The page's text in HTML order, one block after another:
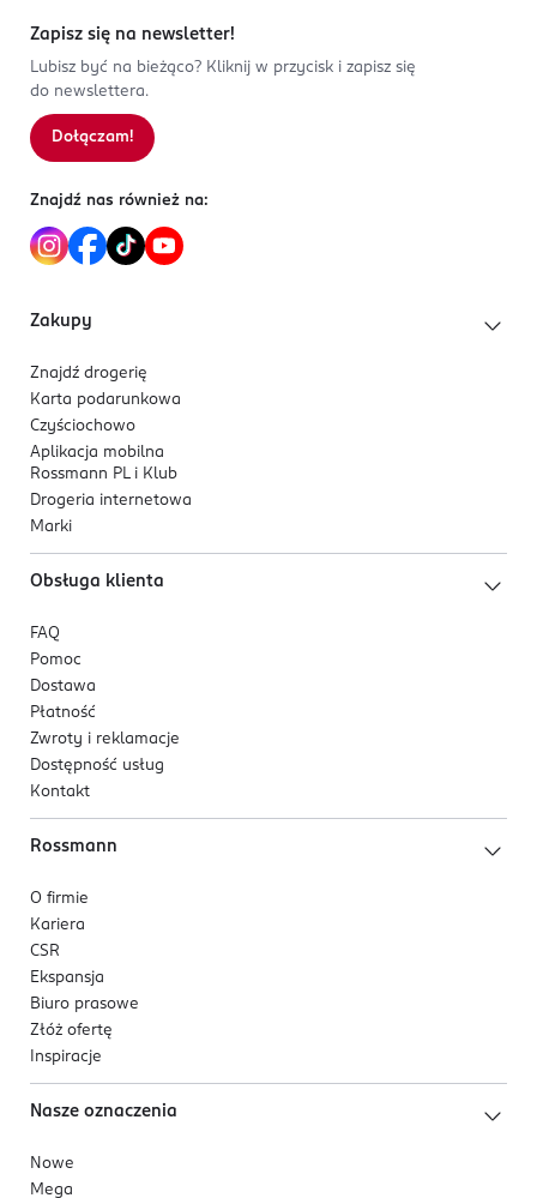
Zapisz się na newsletter!
Lubisz być na bieżąco? Kliknij w przycisk i zapisz się
do newslettera.
Dołączam!
Znajdź nas również na:
Zakupy
Znajdź drogerię
Karta podarunkowa
Czyściochowo
Aplikacja mobilna
Rossmann PL i Klub
Drogeria internetowa
Marki
Obsługa klienta
FAQ
Pomoc
Dostawa
Płatność
Zwroty i reklamacje
Dostępność usług
Kontakt
Rossmann
O firmie
Kariera
CSR
Ekspansja
Biuro prasowe
Złóż ofertę
Inspiracje
Nasze oznaczenia
Nowe
Mega